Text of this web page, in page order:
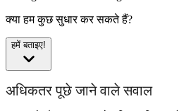
क्या हम कुछ सुधार कर सकते हैं?
हमें बताइए!
अधिकतर पूछे जाने वाले सवाल